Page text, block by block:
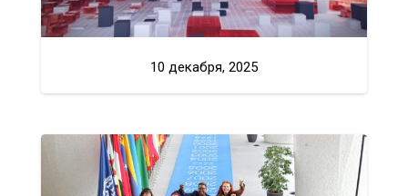
10 декабря, 2025